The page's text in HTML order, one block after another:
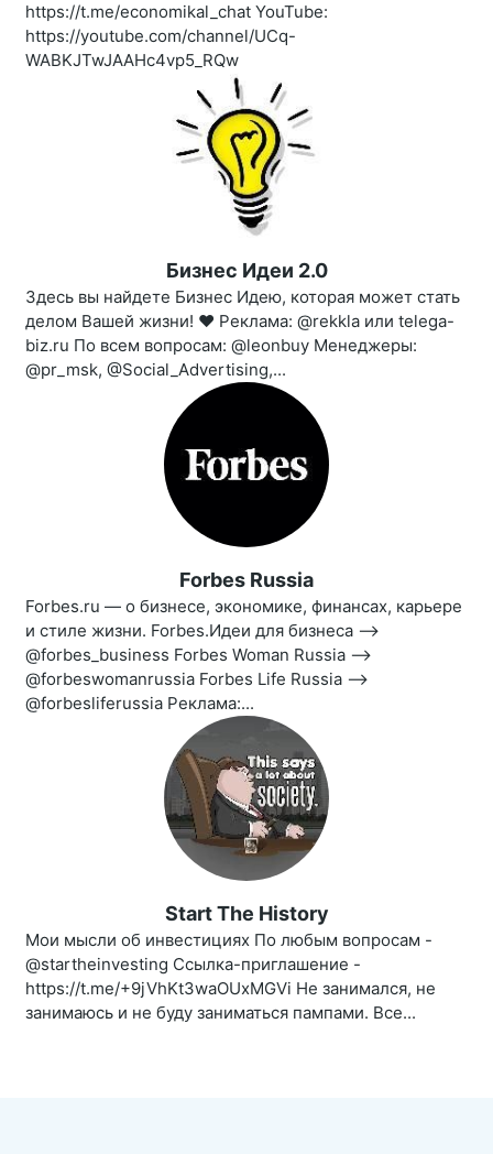
https://t.me/economikal_chat YouTube:
https://youtube.com/channel/UCq-
WABKJTwJAAHc4vp5_RQw
Бизнес Идеи 2.0
Здесь вы найдете Бизнес Идею, которая может стать
делом Вашей жизни! ❤️ Реклама: @rekkla или telega-
biz.ru По всем вопросам: @leonbuy Менеджеры:
@pr_msk, @Social_Advertising,...
Forbes Russia
Forbes.ru — о бизнесе, экономике, финансах, карьере
и стиле жизни. Forbes.Идеи для бизнеса —>
@forbes_business Forbes Woman Russia —>
@forbeswomanrussia Forbes Life Russia —>
@forbesliferussia Реклама:...
Start The History
Мои мысли об инвестициях По любым вопросам -
@startheinvesting Ссылка-приглашение -
https://t.me/+9jVhKt3waOUxMGVi Не занимался, не
занимаюсь и не буду заниматься пампами. Все...